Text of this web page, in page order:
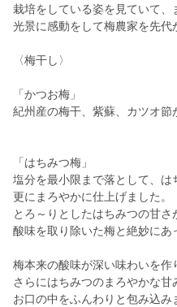
栽培をしている姿を見ていて
光景に感動をして梅農家を先代
〈梅干し〉
「かつお梅」
紀州産の梅干、紫蘇、カツオ節
「はちみつ梅」
塩分を最小限まで落として、は
更にまろやかに仕上げました。
とろ～りとしたはちみつの甘さ
酸味を取り除いた梅と絶妙にあ
梅本来の酸味が深い味わいを作
さらにはちみつのまろやかな甘
お口の中をふんわりと包み込み